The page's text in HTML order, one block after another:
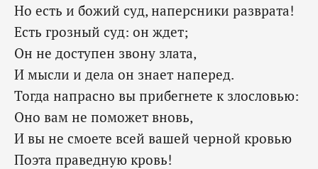
Но есть и божий суд, наперсники разврата!
Есть грозный суд: он ждет;
Он не доступен звону злата,
И мысли и дела он знает наперед.
Тогда напрасно вы прибегнете к злословью:
Оно вам не поможет вновь,
И вы не смоете всей вашей черной кровью
Поэта праведную кровь!